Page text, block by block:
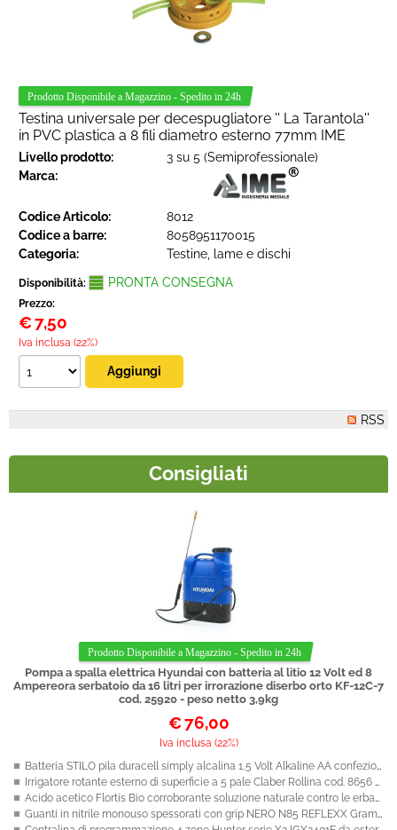
Testina universale per decespugliatore '' La Tarantola''
in PVC plastica a 8 fili diametro esterno 77mm IME
Livello prodotto:
3 su 5 (Semiprofessionale)
Marca:
Codice Articolo:
8012
Codice a barre:
8058951170015
Categoria:
Testine, lame e dischi
Disponibilità: PRONTA CONSEGNA
Prezzo:
€7,50
Iva inclusa (22%)
RSS
Consigliati
Pompa a spalla elettrica Hyundai con batteria al litio 12 Volt ed 8
Ampereora serbatoio da 16 litri per irrorazione diserbo orto KF-12C-7
cod. 25920 - peso netto 3,9kg
€76,00
Iva inclusa (22%)
Batteria STILO pila duracell simply alcalina 1,5 Volt Alkaline AA confezione da 8 batterie singole
Irrigatore rotante esterno di superficie a 5 pale Claber Rollina cod. 8656 dotato di innesto rapido
Acido acetico Flortis Bio corroborante soluzione naturale contro le erbacce e muschio, di origine naturale a base di aceto, consentito in agricoltura biologica 1 litro
Guanti in nitrile monouso spessorati con grip NERO N85 REFLEXX Grammi 8,4 AQL 1,5 SENZA POLVERE taglia XL (10) confezione da 50 guanti colore NERO (lattice) (25 paia)